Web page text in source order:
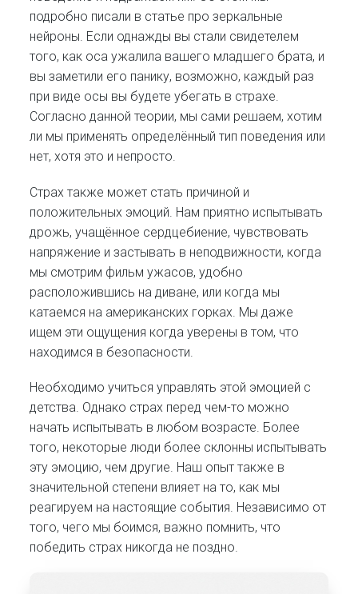
подробно писали в статье про зеркальные
нейроны. Если однажды вы стали свидетелем
того, как оса ужалила вашего младшего брата, и
вы заметили его панику, возможно, каждый раз
при виде осы вы будете убегать в страхе.
Согласно данной теории, мы сами решаем, хотим
ли мы применять определённый тип поведения или
нет, хотя это и непросто.
Страх также может стать причиной и
положительных эмоций. Нам приятно испытывать
дрожь, учащённое сердцебиение, чувствовать
напряжение и застывать в неподвижности, когда
мы смотрим фильм ужасов, удобно
расположившись на диване, или когда мы
катаемся на американских горках. Мы даже
ищем эти ощущения когда уверены в том, что
находимся в безопасности.
Необходимо учиться управлять этой эмоцией с
детства. Однако страх перед чем-то можно
начать испытывать в любом возрасте. Более
того, некоторые люди более склонны испытывать
эту эмоцию, чем другие. Наш опыт также в
значительной степени влияет на то, как мы
реагируем на настоящие события. Независимо от
того, чего мы боимся, важно помнить, что
победить страх никогда не поздно.